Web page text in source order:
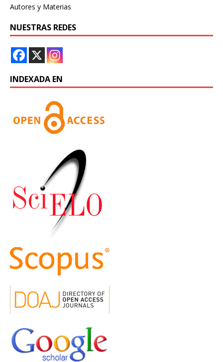
Autores y Materias
NUESTRAS REDES
INDEXADA EN